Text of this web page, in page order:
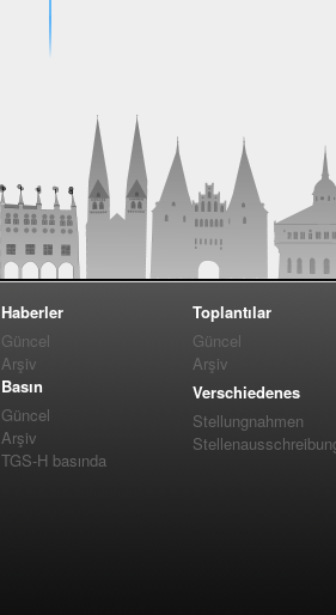
Haberler
Güncel
Arşiv
Basın
Güncel
Arşiv
TGS-H basında
Toplantılar
Güncel
Arşiv
Verschiedenes
Stellungnahmen